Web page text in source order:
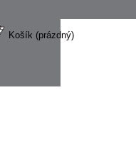
Košík (prázdný)